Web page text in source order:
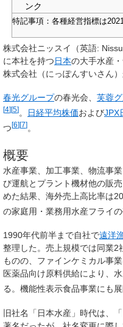
ンク
特記事項：各種経営指標は
株式会社ニッスイ （英語:
に本社を持つ日本の大手水産・
株式会社 （にっぽんすいさん
春光グループの春光会、 芙蓉
[4][5] 。 日経平均株価およびJPX
つ[6][7]。
概要
水産事業、加工事業、物流事
び運航とプラント機材他の販
めた結果、海外売上高比率は
の家庭用・業務用水産フライ
1990年代前半まで自社で遠洋
整理した。売上規模では同業2
ものの、ファインケミカル事
医薬品向け原料供給により、
る。機能性表示食品事業にも展
旧社名「日本水産」時代は、